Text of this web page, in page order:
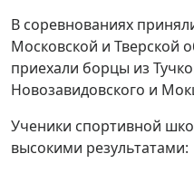
В соревнованиях
Московской и Тверской
приехали борцы из
Новозавидовского и
Ученики спортивной
высокими результатами: